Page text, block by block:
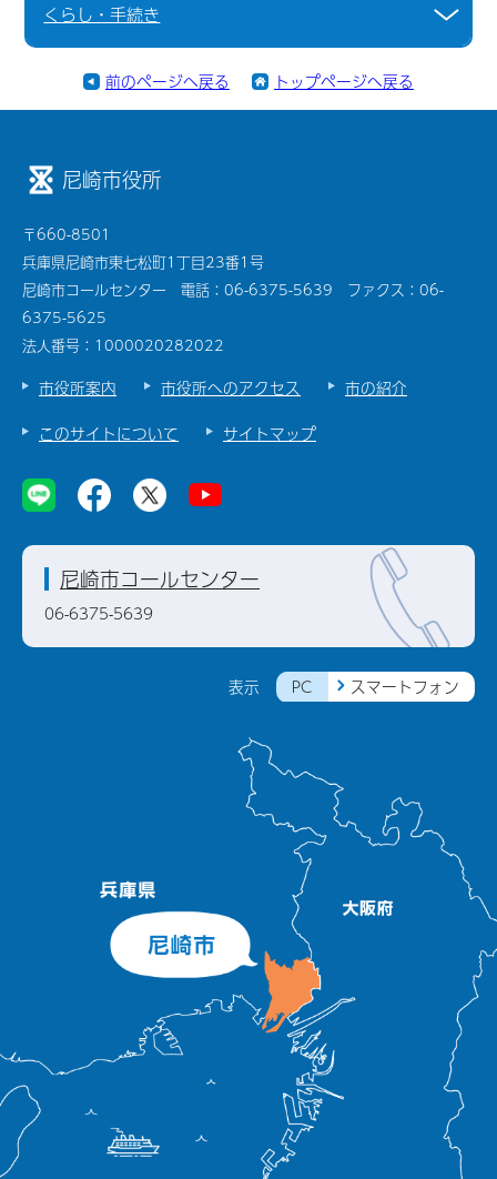
くらし・手続き
前のページへ戻る トップページへ戻る
尼崎市役所
〒660-8501
兵庫県尼崎市東七松町1丁目23番1号
尼崎市コールセンター 電話：06-6375-5639 ファクス：06-
6375-5625
法人番号：1000020282022
市役所案内 市役所へのアクセス
市の紹介
このサイトについて
サイトマップ
表示 PC スマートフォン
尼崎市コールセンター
06-6375-5639